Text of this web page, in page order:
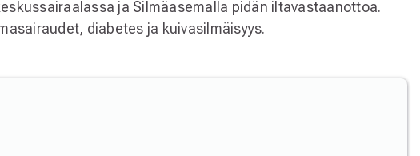
ja Silmäasemalla pidän iltavastaanottoa.
diabetes ja kuivasilmäisyys.